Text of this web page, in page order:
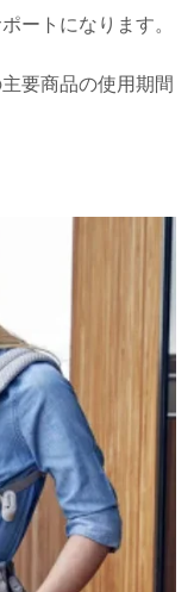
ートになります。
要商品の使用期間